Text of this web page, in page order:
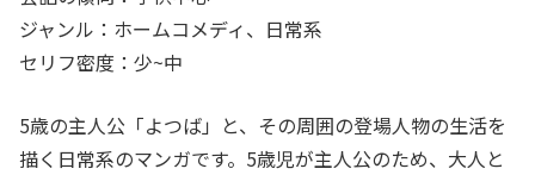
ジャンル：ホームコメディ、日常系
セリフ密度：少~中
5歳の主人公「よつば」と、その周囲の登場人物の生活を
描く日常系のマンガです。5歳児が主人公のため、大人と